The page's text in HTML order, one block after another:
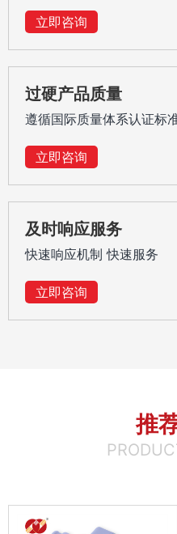
立即咨询
过硬产品质量
遵循国际质量体系认证标
立即咨询
及时响应服务
快速响应机制 快速服务
立即咨询
推